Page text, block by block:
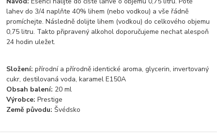
lahev do 3/4 naplňte 40% lihem (nebo vodkou) a vše řádně
promíchejte. Následně dolijte lihem (vodkou) do celkového objemu
0,75 litru. Takto připravený alkohol doporučujeme nechat alespoň
24 hodin uležet.
Složení: přírodní a přírodně identické aroma, glycerin, invertovaný
cukr, destilovaná voda, karamel E150A
Obsah balení: 20 ml
Výrobce: Prestige
Země původu:Švédsko